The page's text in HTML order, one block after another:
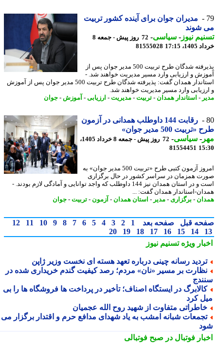
مدیران جوان برای آینده کشور تربیت
شوند
نیوز-سیاسی-
72 روز پیش - جمعه 8
17:15
81555028
پذیرفته شدگان طرح تربیت 500 مدیر جوان پس از
و ارزیابی وارد مسیر مدیریت خواهند شد. -
استاندار همدان گفت: پذیرفته شدگان طرح تربیت 500 مدیر جوان پس از آموزش
وارد مسیر مدیریت خواهند شد.
-استاندار همدان- تربیت -مدیریت-ارزیابی -آموزش-جوان
رقابت 144 داوطلب همدانی در آزمون
500 مدیر جوان»
-سیاسی-
72 روز پیش - جمعه 8 خرداد 1405،
81554451
امروز آزمون کتبی طرح «تربیت 500 مدیر جوان» به
همزمان در سراسر کشور در حال برگزاری
است و در استان همدان نیز 144 داوطلب که واجد توانایی و آمادگی لازم بودند. -
استاندار همدان گفت: ...
- برگزاری - مدیر-استان همدان- آزمون -تربیت -جوان
قبل صفحه بعد 1
2
3
4
5
6
7
8
9
10
11
12
14
15
16
17
18
19
20
ویژهتسنیم نیوز
رسانه چینی درباره تعهد هسته ای نخست وزیر ژاپن
بر مسیر «نان» مردم؛ رصد کیفیت گندم خریداری شده در
در ایستگاه اصناف؛ تأخیر در پرداخت ها فروشگاه ها را بی
کرد
متفاوت از شهید روح الله عجمیان
شبانه امشب به یاد شهدای مدافع حرم و اقتدار برگزار می
فوتبال در صبح فوتبالی